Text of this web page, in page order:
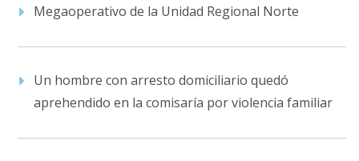
Megaoperativo de la Unidad Regional Norte
Un hombre con arresto domiciliario quedó
aprehendido en la comisaría por violencia familiar